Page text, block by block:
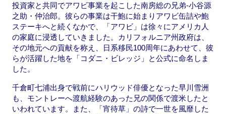
投資家と共同でアワビ事業を起こした南房総の兄弟-小谷源
之助・仲治郎。彼らの事業は干鮑に始まりアワビ缶詰や鮑
ステーキへと続くなかで、「アワビ」は徐々にアメリカ人
の家庭に浸透していきました。カリフォルニア州政府は、
その地元への貢献を称え、日系移民100周年にあわせて、彼
らが活躍した地を「コダニ・ビレッジ」と公式に命名しま
した。
千倉町七浦出身で戦前にハリウッド俳優となった早川雪洲
も、モントレーへ渡航経験のあった兄の関係で渡米したと
いわれています。また、「宵待草」の詩で一世を風靡した